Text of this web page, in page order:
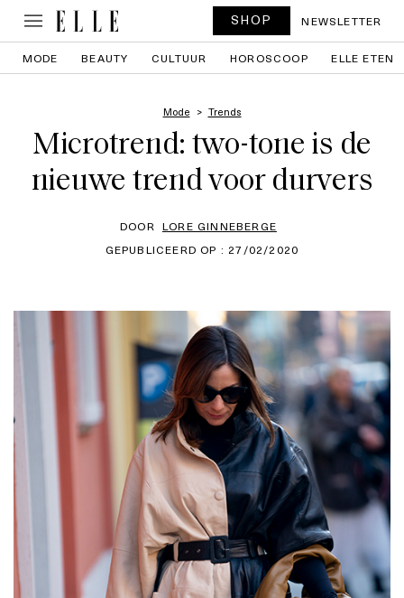
SHOP NEWSLETTER
MODE BEAUTY CULTUUR HOROSCOOP ELLE ETEN
Mode Trends
Microtrend: two-tone is de
nieuwe trend voor durvers
DOOR LORE GINNEBERGE
GEPUBLICEERD OP : 27/02/2020